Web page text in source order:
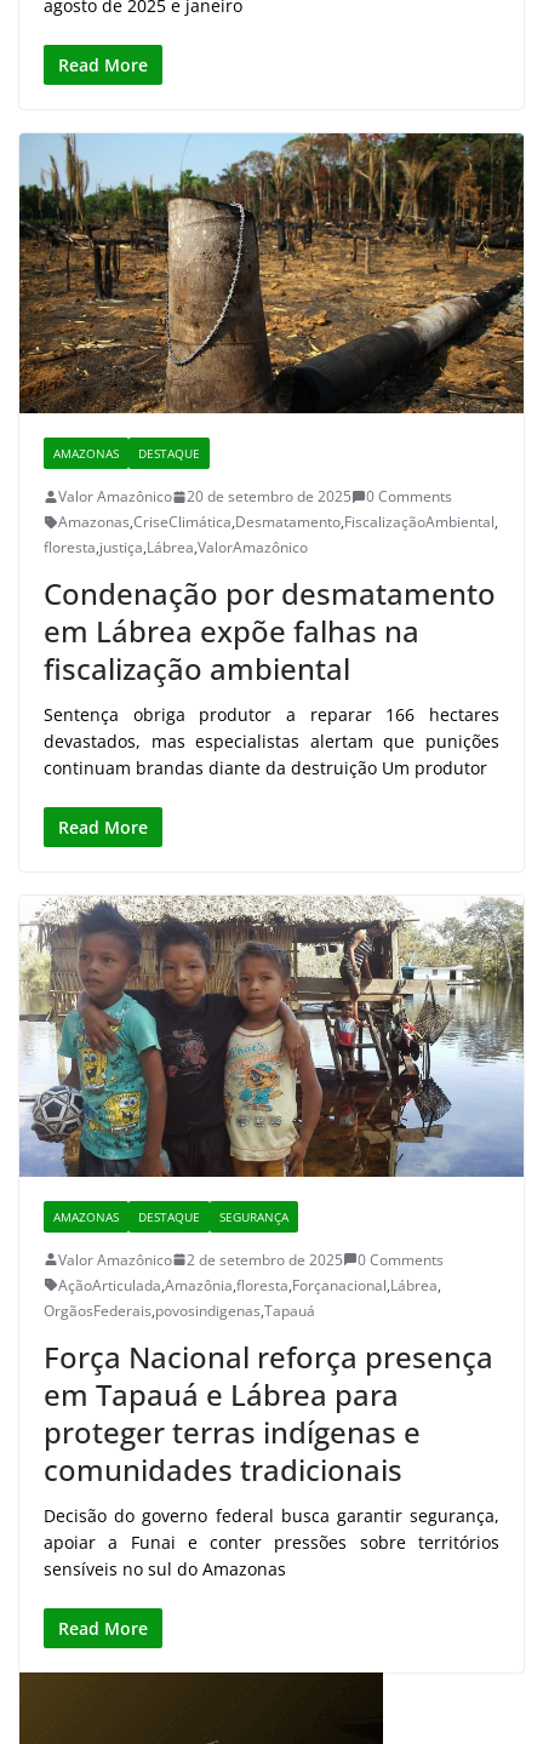
agosto de 2025 e janeiro
Read More
AMAZONAS DESTAQUE
Valor Amazônico 20 de setembro de 2025
0 Comments
Amazonas,CriseClimática,Desmatamento,FiscalizaçãoAmbiental,
floresta,justiça,Lábrea,ValorAmazônico
Condenação por desmatamento
em Lábrea expõe falhas na
fiscalização ambiental
Sentença obriga produtor a reparar 166 hectares
devastados, mas especialistas alertam que punições
continuam brandas diante da destruição Um produtor
Read More
AMAZONAS DESTAQUE SEGURANÇA
Valor Amazônico 2 de setembro de 2025
0 Comments
AçãoArticulada,Amazônia,floresta,Forçanacional,Lábrea,
OrgãosFederais,povosindigenas,Tapauá
Força Nacional reforça presença
em Tapauá e Lábrea para
proteger terras indígenas e
comunidades tradicionais
Decisão do governo federal busca garantir segurança,
apoiar a Funai e conter pressões sobre territórios
sensíveis no sul do Amazonas
Read More